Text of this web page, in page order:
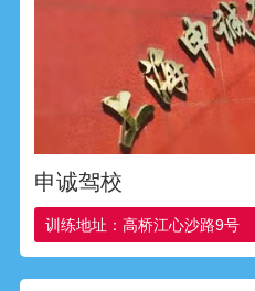
申诚驾校
训练地址：高桥江心沙路9号